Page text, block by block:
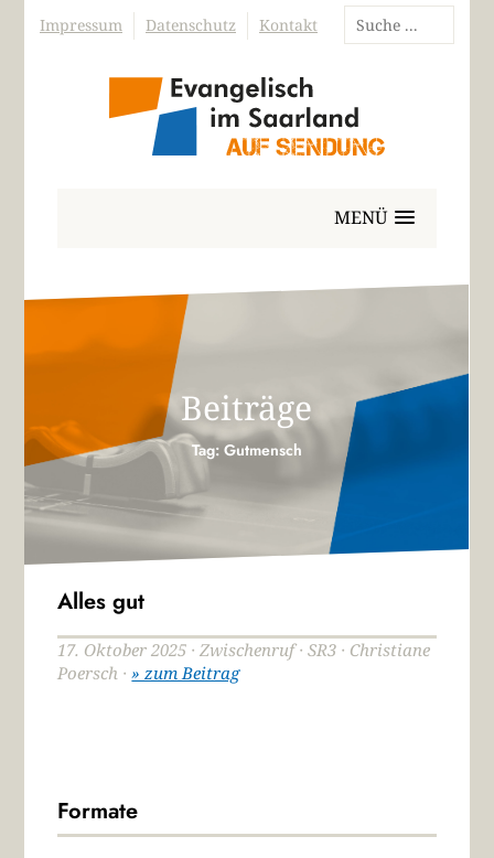
Impressum Datenschutz Kontakt
MENÜ
Beiträge
Tag: Gutmensch
Alles gut
17. Oktober 2025 · Zwischenruf · SR3 · Christiane
Poersch ·» zum Beitrag
Formate